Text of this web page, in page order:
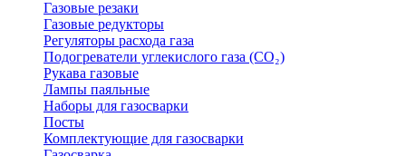
Газовые резаки
Газовые редукторы
Регуляторы расхода газа
Подогреватели углекислого газа (CO₂)
Рукава газовые
Лампы паяльные
Наборы для газосварки
Посты
Комплектующие для газосварки